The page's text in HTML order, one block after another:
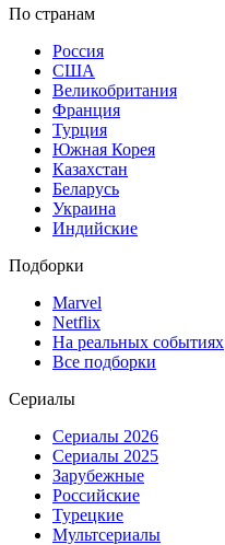
По странам
Россия
США
Великобритания
Франция
Турция
Южная Корея
Казахстан
Беларусь
Украина
Индийские
Подборки
Marvel
Netflix
На реальных событиях
Все подборки
Сериалы
Сериалы 2026
Сериалы 2025
Зарубежные
Российские
Турецкие
Мультсериалы